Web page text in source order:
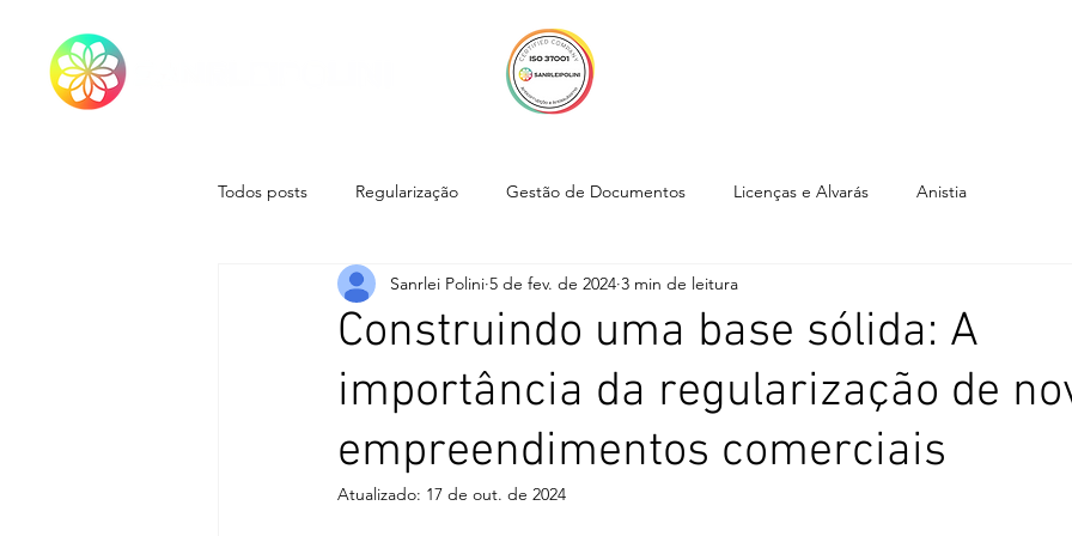
Todos posts Regularização Gestão de Documentos Licenças e Alvarás Anistia
Construindo uma base sólida: A
importância da regularização de
empreendimentos comerciais
Sanrlei Polini 5 de fev. de 2024 3 min de leitura
Atualizado: 17 de out. de 2024